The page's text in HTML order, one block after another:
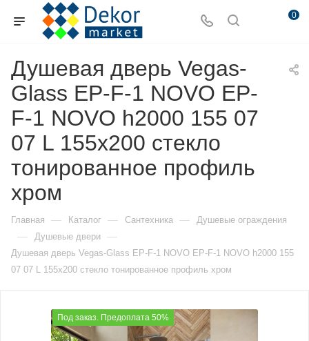
0
Душевая дверь Vegas-
Glass EP-F-1 NOVO EP-
F-1 NOVO h2000 155 07
07 L 155х200 стекло
тонированное профиль
хром
Главная — Каталог — Сантехника — Душевые ограждения
— Душевые двери —
Душевая дверь Vegas-Glass EP-F-1 NOVO EP-F-1 NOVO h2000 155
07 07 L 155х200 стекло тонированное профиль хром
Под заказ. Предоплата 50%